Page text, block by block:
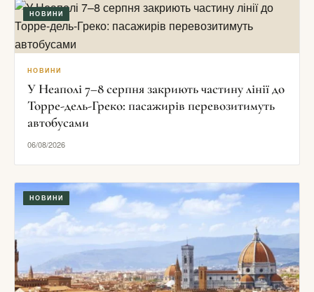
НОВИНИ
НОВИНИ
У Неаполі 7–8 серпня закриють частину лінії до
Торре-дель-Греко: пасажирів перевозитимуть
автобусами
06/08/2026
НОВИНИ